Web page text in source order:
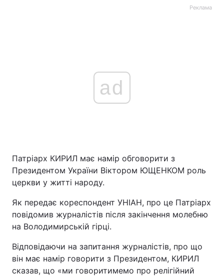
Реклама
ad
Патріарх КИРИЛ має намір обговорити з
Президентом України Віктором ЮЩЕНКОМ роль
церкви у житті народу.
Як передає кореспондент УНІАН, про це Патріарх
повідомив журналістів після закінчення молебню
на Володимирській гірці.
Відповідаючи на запитання журналістів, про що
він має намір говорити з Президентом, КИРИЛ
сказав, що «ми говоритимемо про релігійний